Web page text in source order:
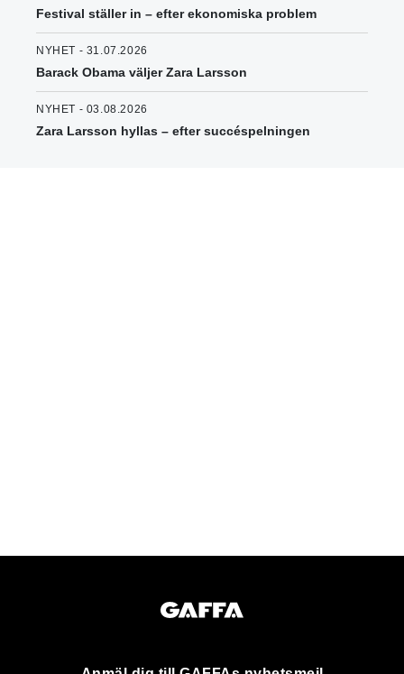
Festival ställer in – efter ekonomiska problem
NYHET - 31.07.2026
Barack Obama väljer Zara Larsson
NYHET - 03.08.2026
Zara Larsson hyllas – efter succéspelningen